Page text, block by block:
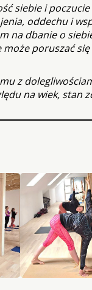
siebie i
oddechu i
na dbanie o
poruszać
z
na wiek, stan